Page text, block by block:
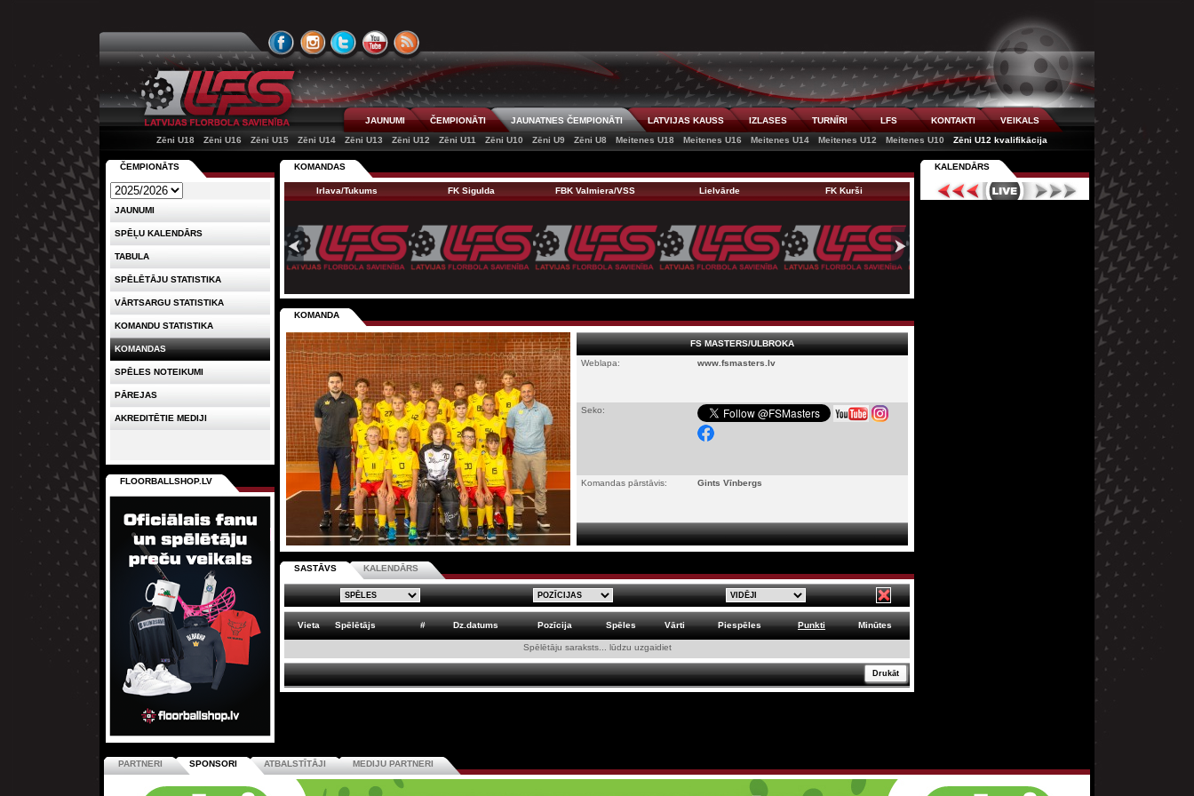
JAUNUMI ČEMPIONĀTI JAUNATNES ČEMPIONĀTI LATVIJAS KAUSS IZLASES TURNĪRI LFS KONTAKTI
VEIKALS
Zēni U18
Zēni U16 Zēni U15 Zēni U14 Zēni U13 Zēni U12 Zēni U11 Zēni U10 Zēni U9 Zēni U8 Meitenes U18 Meitenes U16 Meitenes U14 Meitenes U12 Meitenes U10 Zēni U12 kvalifikācija
KOMANDAS
Irlava/Tukums FK Sigulda FBK Valmiera/VSS Lielvārde FK Kurši Ķekavas Bulldogs FS Masters/Ulbro…
KOMANDA
FS MASTERS/ULBROKA
Weblapa:
www.fsmasters.lv
Seko:
Komandas pārstāvis: Gints Vīnbergs
SASTĀVS KALENDĀRS
Vieta Spēlētājs # Dz.datums Pozīcija Spēles Vārti Piespēles Punkti Minūtes
Spēlētāju saraksts... lūdzu uzgaidiet
Drukāt
ČEMPIONĀTS
JAUNUMI
SPĒĻU KALENDĀRS
TABULA
SPĒLĒTĀJU STATISTIKA
VĀRTSARGU STATISTIKA
KOMANDU STATISTIKA
KOMANDAS
SPĒLES NOTEIKUMI
PĀREJAS
AKREDITĒTIE MEDIJI
FLOORBALLSHOP.LV
KALENDĀRS
PARTNERI SPONSORI ATBALSTĪTĀJI MEDIJU PARTNERI